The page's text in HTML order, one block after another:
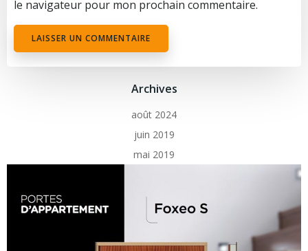
le navigateur pour mon prochain commentaire.
Archives
août 2024
juin 2019
mai 2019